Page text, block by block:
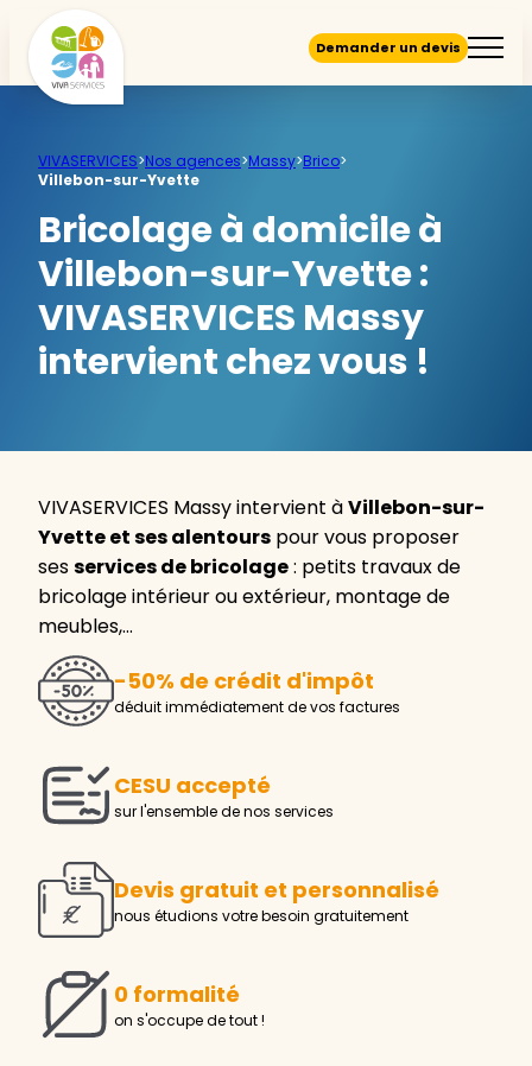
Demander un devis
VIVASERVICES>Nos agences>Massy>Brico>
Villebon-sur-Yvette
Bricolage à domicile à
Villebon-sur-Yvette :
VIVASERVICES Massy
intervient chez vous !
VIVASERVICES Massy intervient àVillebon-sur-
Yvette et ses alentours pour vous proposer
sesservices de bricolage: petits travaux de
bricolage intérieur ou extérieur, montage de
meubles,…
-50% de crédit d'impôt
déduit immédiatement de vos factures
CESU accepté
sur l'ensemble de nos services
Devis gratuit et personnalisé
nous étudions votre besoin gratuitement
0 formalité
on s'occupe de tout !